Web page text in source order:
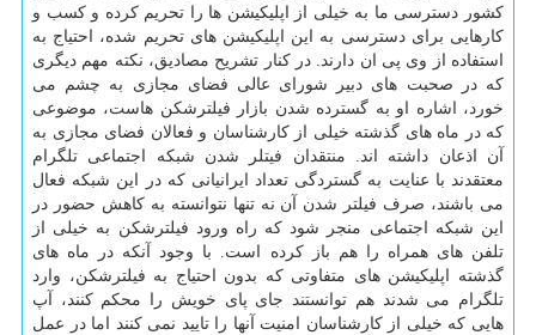
كشور دسترسی ما به خیلی از اپلیكیشن ها را تحریم كرده و كسب و
كارهایی برای دسترسی به این اپلیكیشن های تحریم شده، احتیاج به
استفاده از وی پی ان دارند. در كنار تشریح مصادیق، نكته مهم دیگری
كه در صحبت های دبیر شورای عالی فضای مجازی به چشم می
خورد، اشاره او به گسترده شدن بازار فیلترشكن هاست، موضوعی
كه در ماه های گذشته خیلی از كارشناسان و فعالان فضای مجازی به
آن اذعان داشته اند. منتقدان فیتلر شدن شبكه اجتماعی تلگرام
معتقدند با عنایت به گستردگی تعداد ایرانیانی كه در این شبكه فعال
می باشند، صرف فیلتر شدن آن نه تنها نتوانسته به كاهش حضور در
این شبكه اجتماعی منجر شود كه راه ورود فیلترشكن به خیلی از
تلفن های همراه را هم باز كرده است. با وجود آنكه در ماه های
گذشته اپلیكیشن های متفاوتی كه بدون احتیاج به فیلترشكن، وارد
تلگرام می شدند هم توانستند جای پای خویش را محكم كنند، آپ
هایی كه خیلی از كارشناسان امنیت آنها را تایید نمی كنند اما در عمل